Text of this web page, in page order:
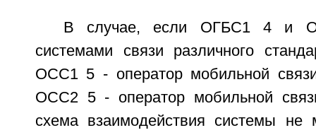
В случае, если ОГБС1 4 и
системами связи различного
ОСС1 5 - оператор мобильной
OCC2 5 - оператор мобильной
схема взаимодействия системы не